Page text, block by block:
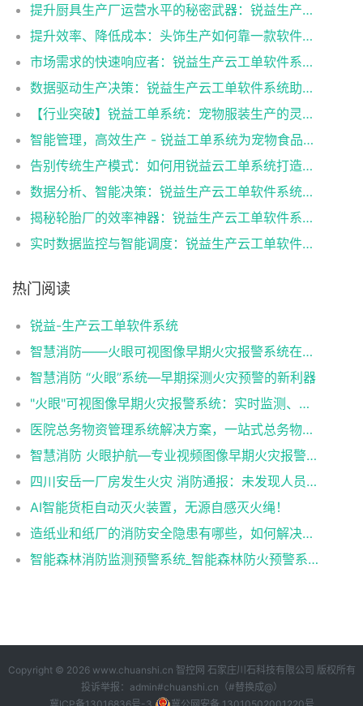
提升厨具生产厂运营水平的秘密武器：锐益生产云工单系统
提升效率、降低成本：头饰生产如何靠一款软件实现突破？
市场需求的快速响应者：锐益生产云工单软件系统助力小家电制造商灵活调整生产策略
数据驱动生产决策：锐益生产云工单软件系统助力袜子生产厂迈向成功！
【行业突破】锐益工单系统：宠物服装生产的灵活响应与效能革新！
智能管理，高效生产 - 锐益工单系统为宠物食品全流程保驾护航
告别传统生产模式：如何用锐益云工单系统打造高效辅食工厂
数据分析、智能决策：锐益生产云工单软件系统助力橡胶厂生产管理
揭秘轮胎厂的效率神器：锐益生产云工单软件系统深度解析"
实时数据监控与智能调度：锐益生产云工单软件系统
热门阅读
锐益-生产云工单软件系统
智慧消防——火眼可视图像早期火灾报警系统在各行业中的应用
智慧消防 “火眼”系统—早期探测火灾预警的新利器
"火眼"可视图像早期火灾报警系统：实时监测、智能预警，为您的安全保驾护航！
医院总务物资管理系统解决方案，一站式总务物资管理神器！
智慧消防 火眼护航—专业视频图像早期火灾报警系统
四川安岳一厂房发生火灾 消防通报：未发现人员伤亡（火眼可视图像早期火灾报警系统）
AI智能货柜自动灭火装置，无源自感灭火绳！
造纸业和纸厂的消防安全隐患有哪些，如何解决（火眼可视图像早期火灾报警系统解决造纸业和纸厂的消防隐患）
智能森林消防监测预警系统_智能森林防火预警系统_智能森林消防防火解决方案
Copyright © 2026 www.chuanshi.cn 智控网 石家庄川石科技有限公司 版权所有
投诉举报：admin#chuanshi.cn（#替换成@）